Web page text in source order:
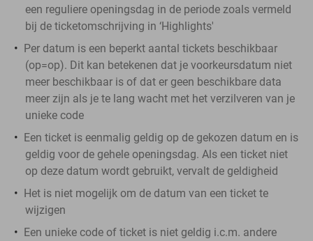
een reguliere openingsdag in de periode zoals vermeld
bij de ticketomschrijving in ‘Highlights'
Per datum is een beperkt aantal tickets beschikbaar
(op=op). Dit kan betekenen dat je voorkeursdatum niet
meer beschikbaar is of dat er geen beschikbare data
meer zijn als je te lang wacht met het verzilveren van je
unieke code
Een ticket is eenmalig geldig op de gekozen datum en is
geldig voor de gehele openingsdag. Als een ticket niet
op deze datum wordt gebruikt, vervalt de geldigheid
Het is niet mogelijk om de datum van een ticket te
wijzigen
Een unieke code of ticket is niet geldig i.c.m. andere